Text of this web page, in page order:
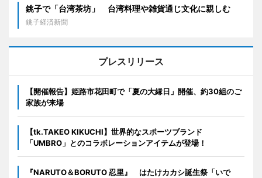
銚子で「台湾茶坊」 台湾料理や雑貨通じ文化に親しむ
銚子経済新聞
プレスリリース
【開催報告】姫路市花田町で「夏の大縁日」開催、約30組のご
家族が来場
【tk.TAKEO KIKUCHI】世界的なスポーツブランド
「UMBRO」とのコラボレーションアイテムが登場！
『NARUTO＆BORUTO 忍里』 はたけカカシ誕生祭「いで